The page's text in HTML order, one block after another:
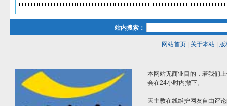
站内搜索：
网站首页| 关于本站| 版
本网站无商业目的，若我们
会在24小时内撤下。
天主教在线维护网友自由评